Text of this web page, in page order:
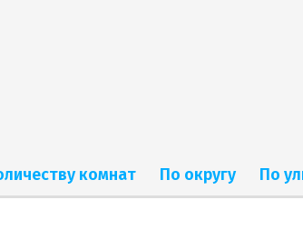
комнат По округу По